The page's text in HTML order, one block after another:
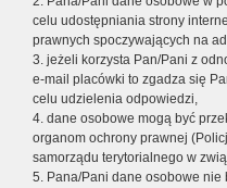
celu udostępniania strony
prawnych spoczywających na
3. jeżeli korzysta Pan/Pani z
e-mail placówki to zgadza się
celu udzielenia odpowiedzi,
4. dane osobowe mogą być
organom ochrony prawnej
samorządu terytorialnego w
5. Pana/Pani dane osobowe